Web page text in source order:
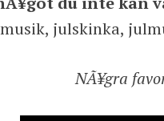
julskinka,
NÃ¥gra